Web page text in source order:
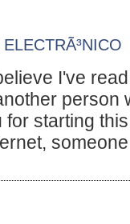
I've
person
starting